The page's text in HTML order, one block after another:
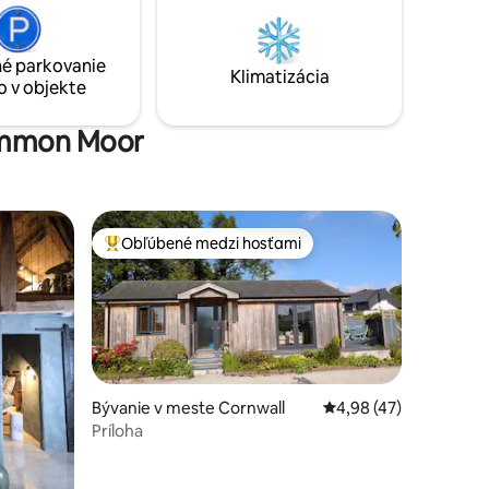
si
vychované domáce zvieratá a Apple
Barn má plne uzavretú záhradu.
parkovanie
v objekte
Klimatizácia
Moor
Najobľúbenejšie medzi hosťami
Obľúbené medzi hosťami
Bývanie v meste Cornwall Priemerné
4,98 (47)
Príloha